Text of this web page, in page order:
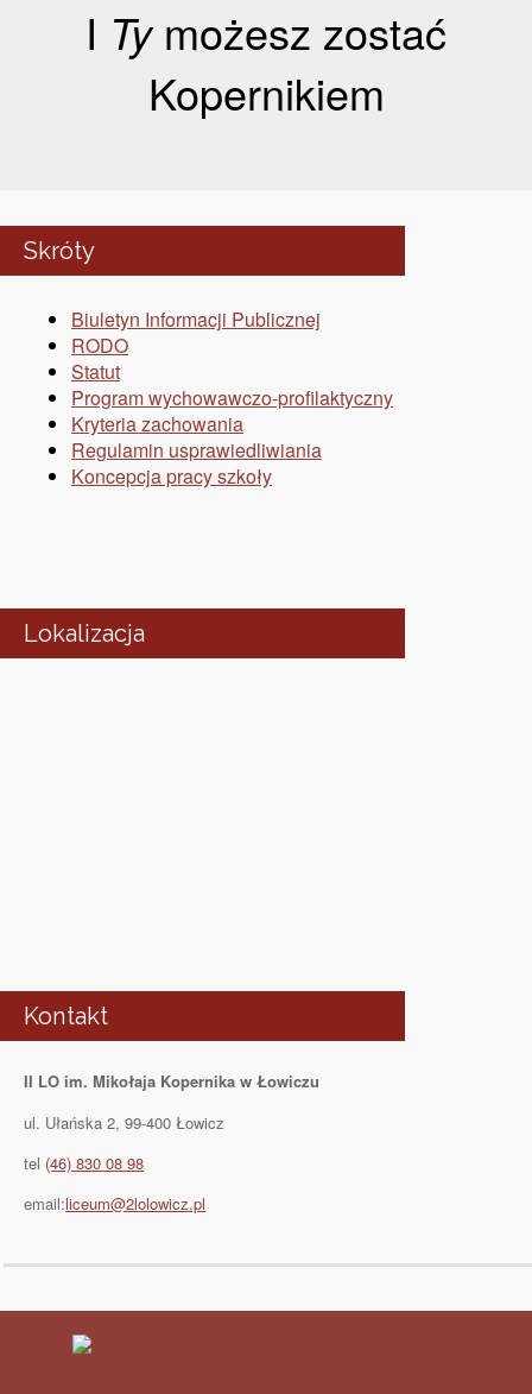
I Tymożesz zostać
Kopernikiem
Skróty
Biuletyn Informacji Publicznej
RODO
Statut
Program wychowawczo-profilaktyczny
Kryteria zachowania
Regulamin usprawiedliwiania
Koncepcja pracy szkoły
Lokalizacja
Kontakt
II LO im. Mikołaja Kopernika w Łowiczu
ul. Ułańska 2, 99-400 Łowicz
tel (46) 830 08 98
email:liceum@2lolowicz.pl